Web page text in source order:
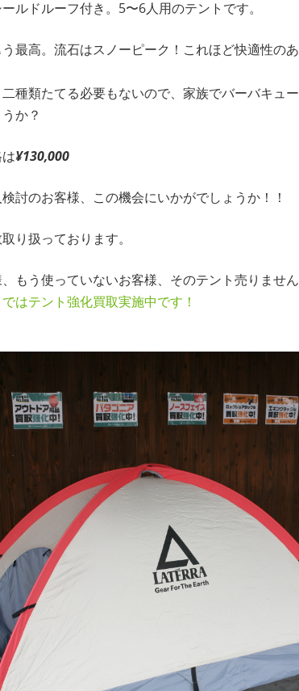
ルドルーフ付き。5〜6人用のテントです。
最高。流石はスノーピーク！これほど快適性の
種類たてる必要もないので、家族でバーバキュ
か？
¥130,000
討のお客様、この機会にいかがでしょうか！！
り扱っております。
もう使っていないお客様、そのテント売りませ
はテント強化買取実施中です！